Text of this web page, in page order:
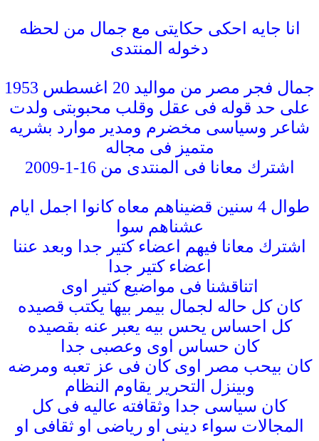
انا جايه احكى حكايتى مع جمال من لحظه
دخوله المنتدى
جمال فجر مصر من مواليد 20 اغسطس 1953
على حد قوله فى عقل وقلب محبوبتى ولدت
شاعر وسياسى مخضرم ومدير موارد بشريه
متميز فى مجاله
اشترك معانا فى المنتدى من 16-1-2009
طوال 4 سنين قضيناهم معاه كانوا اجمل ايام
عشناهم سوا
اشترك معانا فيهم اعضاء كتير جدا وبعد عننا
اعضاء كتير جدا
اتناقشنا فى مواضيع كتير اوى
كان كل حاله لجمال بيمر بيها يكتب قصيده
كل احساس يحس بيه يعبر عنه بقصيده
كان حساس اوى وعصبى جدا
كان بيحب مصر اوى كان فى عز تعبه ومرضه
وبينزل التحرير يقاوم النظام
كان سياسى جدا وثقافته عاليه فى كل
المجالات سواء دينى او رياضى او ثقافى او